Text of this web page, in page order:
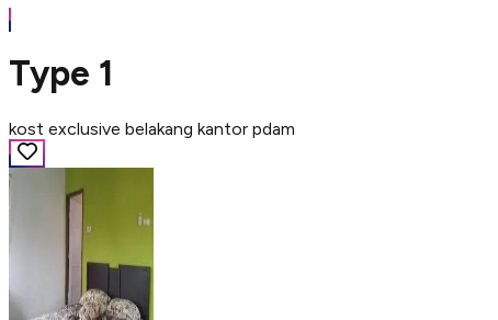
Type 1
kost exclusive belakang kantor pdam